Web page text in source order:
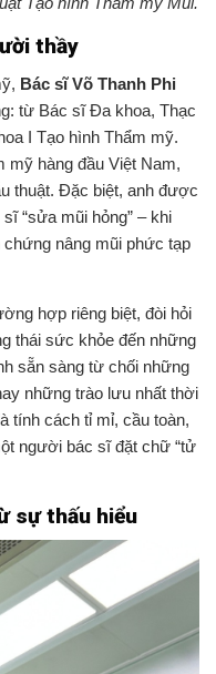
thầy
Bác sĩ Võ Thanh Phi
từ Bác sĩ Đa khoa, Thạc
I Tạo hình Thẩm mỹ.
mỹ hàng đầu Việt Nam,
thuật. Đặc biệt, anh được
“sửa mũi hỏng” – khi
nâng mũi phức tạp
hợp riêng biệt, đòi hỏi
thái sức khỏe đến những
sẵn sàng từ chối những
những trào lưu nhất thời
tính cách tỉ mỉ, cầu toàn,
người bác sĩ đặt chữ “tử
sự thấu hiểu